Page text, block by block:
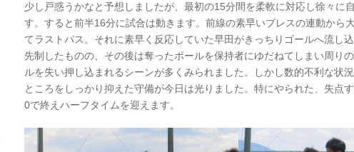
少し戸惑うかなと予想しましたが、最初の15分間を柔軟に対応し徐々に
す。すると前半16分に試合は動きます。前線の素早いプレスの連動から
てラストパス。それに素早く反応していた早田がきっちりゴールへ流し
先制したものの、その後は奪ったボールを保持者にゆだねてしまい周り
ルを失い押し込まれるシーンが多くみられました。しかし数的不利な状
ところをしっかり抑えた守備が今日は光りました。特にやられた、失点
0で終えハーフタイムを迎えます。